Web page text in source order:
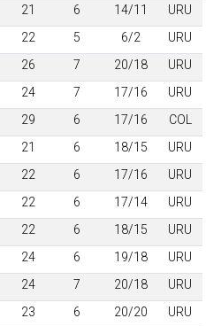
21 6 14/11
URU
22 5 6/2
URU
26 7 20/18
URU
24 7 17/16
URU
29 6 17/16
COL
21 6 18/15
URU
22 6 17/16
URU
22 6 17/14 URU
22 6 18/15
URU
24 6 19/18
URU
24 7 20/18
URU
23 6 20/20
URU